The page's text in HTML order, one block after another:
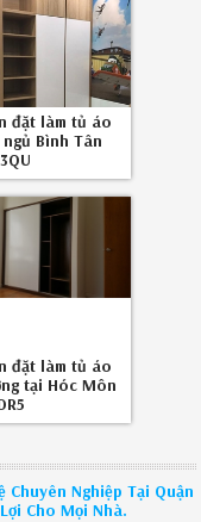
đặt làm tủ áo
Bình Tân
đặt làm tủ áo
tại Hóc Môn
Chuyên Nghiệp Tại Quận
Cho Mọi Nhà.